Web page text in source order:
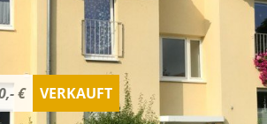
€ VERKAUFT